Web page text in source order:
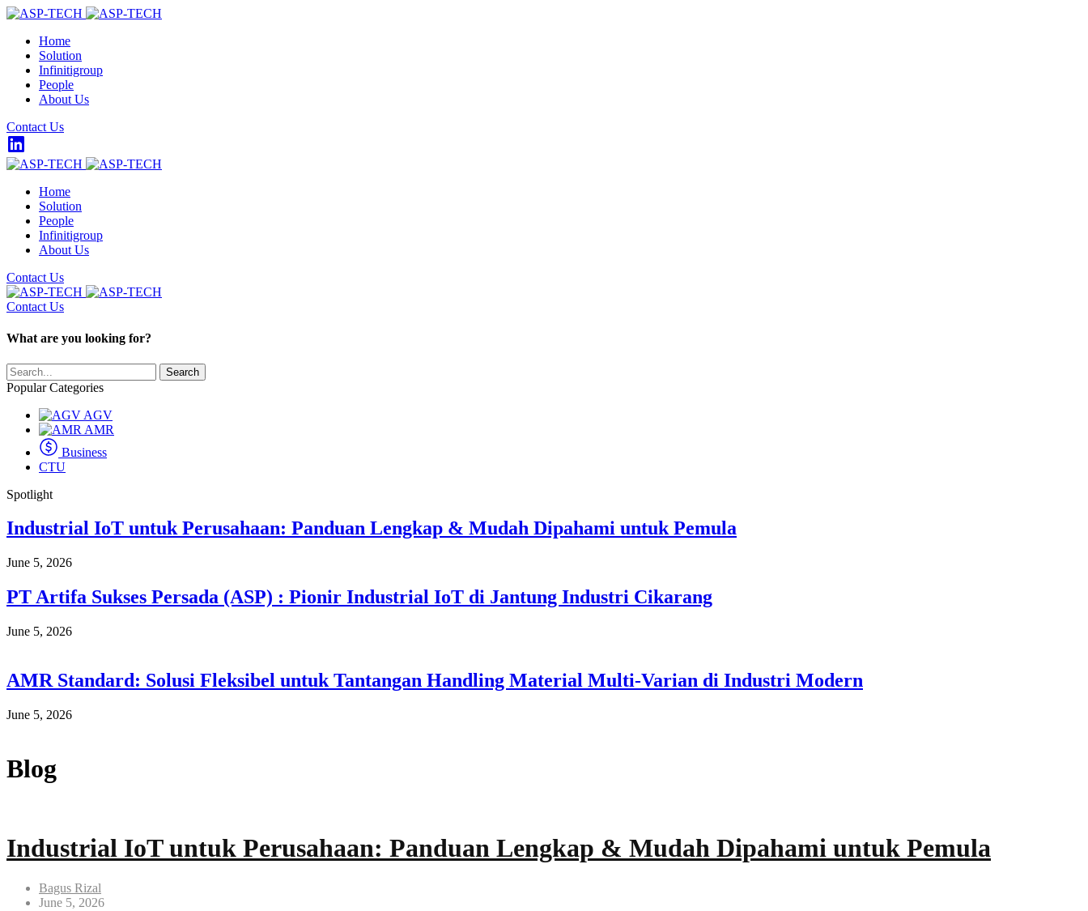
Home
Solution
Infinitigroup
People
About Us
Contact Us
Home
Solution
People
Infinitigroup
About Us
Contact Us
Contact Us
What are you looking for?
Search
Popular Categories
AGV
AMR
Business
CTU
Spotlight
Industrial IoT untuk Perusahaan: Panduan Lengkap & Mudah Dipahami untuk Pemula
June 5, 2026
PT Artifa Sukses Persada (ASP) : Pionir Industrial IoT di Jantung Industri Cikarang
June 5, 2026
AMR Standard: Solusi Fleksibel untuk Tantangan Handling Material Multi-Varian di Industri Modern
June 5, 2026
Blog
Industrial IoT untuk Perusahaan: Panduan Lengkap & Mudah Dipahami untuk Pemula
Bagus Rizal
June 5, 2026